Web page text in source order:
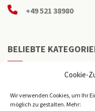
Cookie-
Wir verwenden Cookies, um Ihr
möglich zu gestalten. Mehr:
+49 521 38980
BELIEBTE
Büroleuchten
LED Panel